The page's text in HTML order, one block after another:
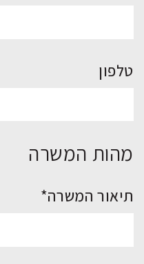
טלפון
מהות המשרה
תיאור המשרה*